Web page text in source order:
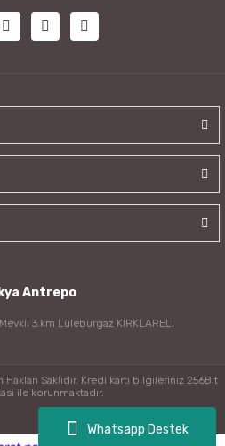
Whatsapp Destek
Antrepo
3.km Lüleburgaz KIRKLARELİ
Saklıdır. Kredi kartı bilgileriniz 256Bit
ile korunmaktadır.